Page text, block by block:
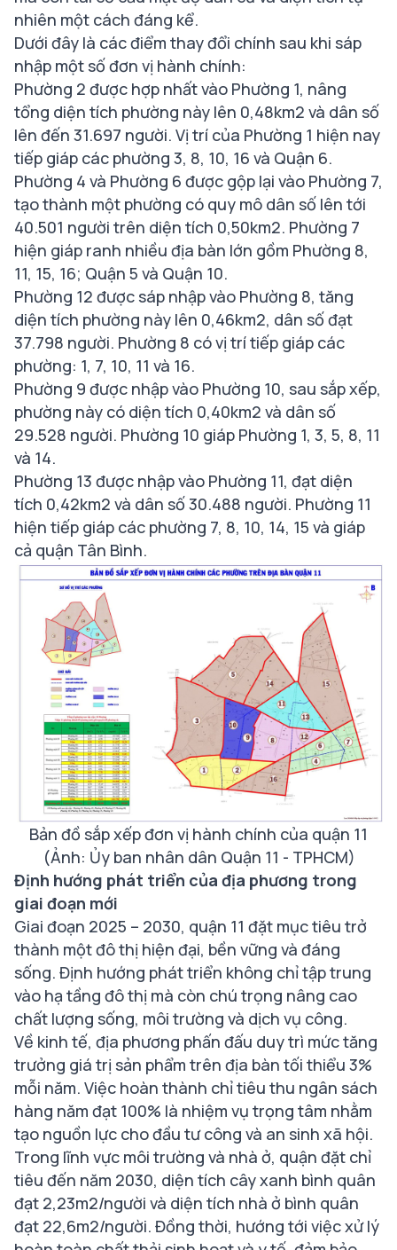
nhiên một cách đáng kể.
Dưới đây là các điểm thay đổi chính sau khi sáp
nhập một số đơn vị hành chính:
Phường 2 được hợp nhất vào Phường 1, nâng
tổng diện tích phường này lên 0,48km2 và dân số
lên đến 31.697 người. Vị trí của Phường 1 hiện nay
tiếp giáp các phường 3, 8, 10, 16 và Quận 6.
Phường 4 và Phường 6 được gộp lại vào Phường 7,
tạo thành một phường có quy mô dân số lên tới
40.501 người trên diện tích 0,50km2. Phường 7
hiện giáp ranh nhiều địa bàn lớn gồm Phường 8,
11, 15, 16; Quận 5 và Quận 10.
Phường 12 được sáp nhập vào Phường 8, tăng
diện tích phường này lên 0,46km2, dân số đạt
37.798 người. Phường 8 có vị trí tiếp giáp các
phường: 1, 7, 10, 11 và 16.
Phường 9 được nhập vào Phường 10, sau sắp xếp,
phường này có diện tích 0,40km2 và dân số
29.528 người. Phường 10 giáp Phường 1, 3, 5, 8, 11
và 14.
Phường 13 được nhập vào Phường 11, đạt diện
tích 0,42km2 và dân số 30.488 người. Phường 11
hiện tiếp giáp các phường 7, 8, 10, 14, 15 và giáp
cả quận Tân Bình.
Bản đồ sắp xếp đơn vị hành chính của quận 11
(Ảnh: Ủy ban nhân dân Quận 11 - TPHCM)
Định hướng phát triển của địa phương trong
giai đoạn mới
Giai đoạn 2025 – 2030, quận 11 đặt mục tiêu trở
thành một đô thị hiện đại, bền vững và đáng
sống. Định hướng phát triển không chỉ tập trung
vào hạ tầng đô thị mà còn chú trọng nâng cao
chất lượng sống, môi trường và dịch vụ công.
Về kinh tế, địa phương phấn đấu duy trì mức tăng
trưởng giá trị sản phẩm trên địa bàn tối thiểu 3%
mỗi năm. Việc hoàn thành chỉ tiêu thu ngân sách
hàng năm đạt 100% là nhiệm vụ trọng tâm nhằm
tạo nguồn lực cho đầu tư công và an sinh xã hội.
Trong lĩnh vực môi trường và nhà ở, quận đặt chỉ
tiêu đến năm 2030, diện tích cây xanh bình quân
đạt 2,23m2/người và diện tích nhà ở bình quân
đạt 22,6m2/người. Đồng thời, hướng tới việc xử lý